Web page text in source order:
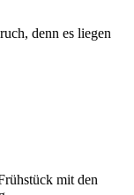
denn es liegen
mit den